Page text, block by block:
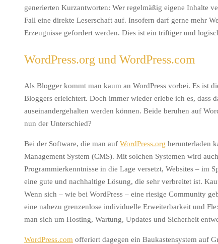
generierten Kurzantworten: Wer regelmäßig eigene Inhalte
Fall eine direkte Leserschaft auf. Insofern darf gerne mehr
Erzeugnisse gefordert werden. Dies ist ein triftiger und
WordPress.org und WordPress.com
Als Blogger kommt man kaum an WordPress vorbei. Es ist
Bloggers erleichtert. Doch immer wieder erlebe ich es, dass
auseinandergehalten werden können. Beide beruhen auf
nun der Unterschied?
Bei der Software, die man auf WordPress.org herunterladen
Management System (CMS). Mit solchen Systemen wird
Programmierkenntnisse in die Lage versetzt, Websites – im
eine gute und nachhaltige Lösung, die sehr verbreitet ist.
Wenn sich – wie bei WordPress – eine riesige Community
eine nahezu grenzenlose individuelle Erweiterbarkeit und
man sich um Hosting, Wartung, Updates und Sicherheit
WordPress.com offeriert dagegen ein Baukastensystem auf